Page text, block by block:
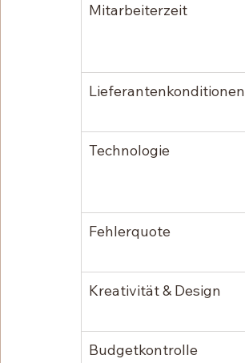
Mitarbeiterzeit
Lieferantenkonditionen
Technologie
Fehlerquote
Kreativität & Design
Budgetkontrolle